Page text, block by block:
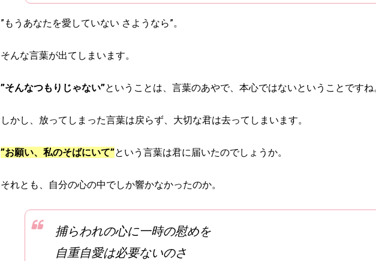
”もうあなたを愛していない さようなら”。
そんな言葉が出てしまいます。
”そんなつもりじゃない”ということは、言葉のあやで、本心ではないということですね
しかし、放ってしまった言葉は戻らず、大切な君は去ってしまいます。
”お願い、私のそばにいて”という言葉は君に届いたのでしょうか。
それとも、自分の心の中でしか響かなかったのか。
捕らわれの心に一時の慰めを
自重自愛は必要ないのさ